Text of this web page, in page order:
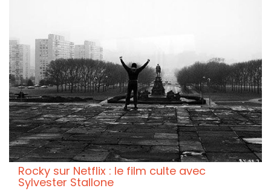
Rocky sur Netflix : le film culte avec
Sylvester Stallone